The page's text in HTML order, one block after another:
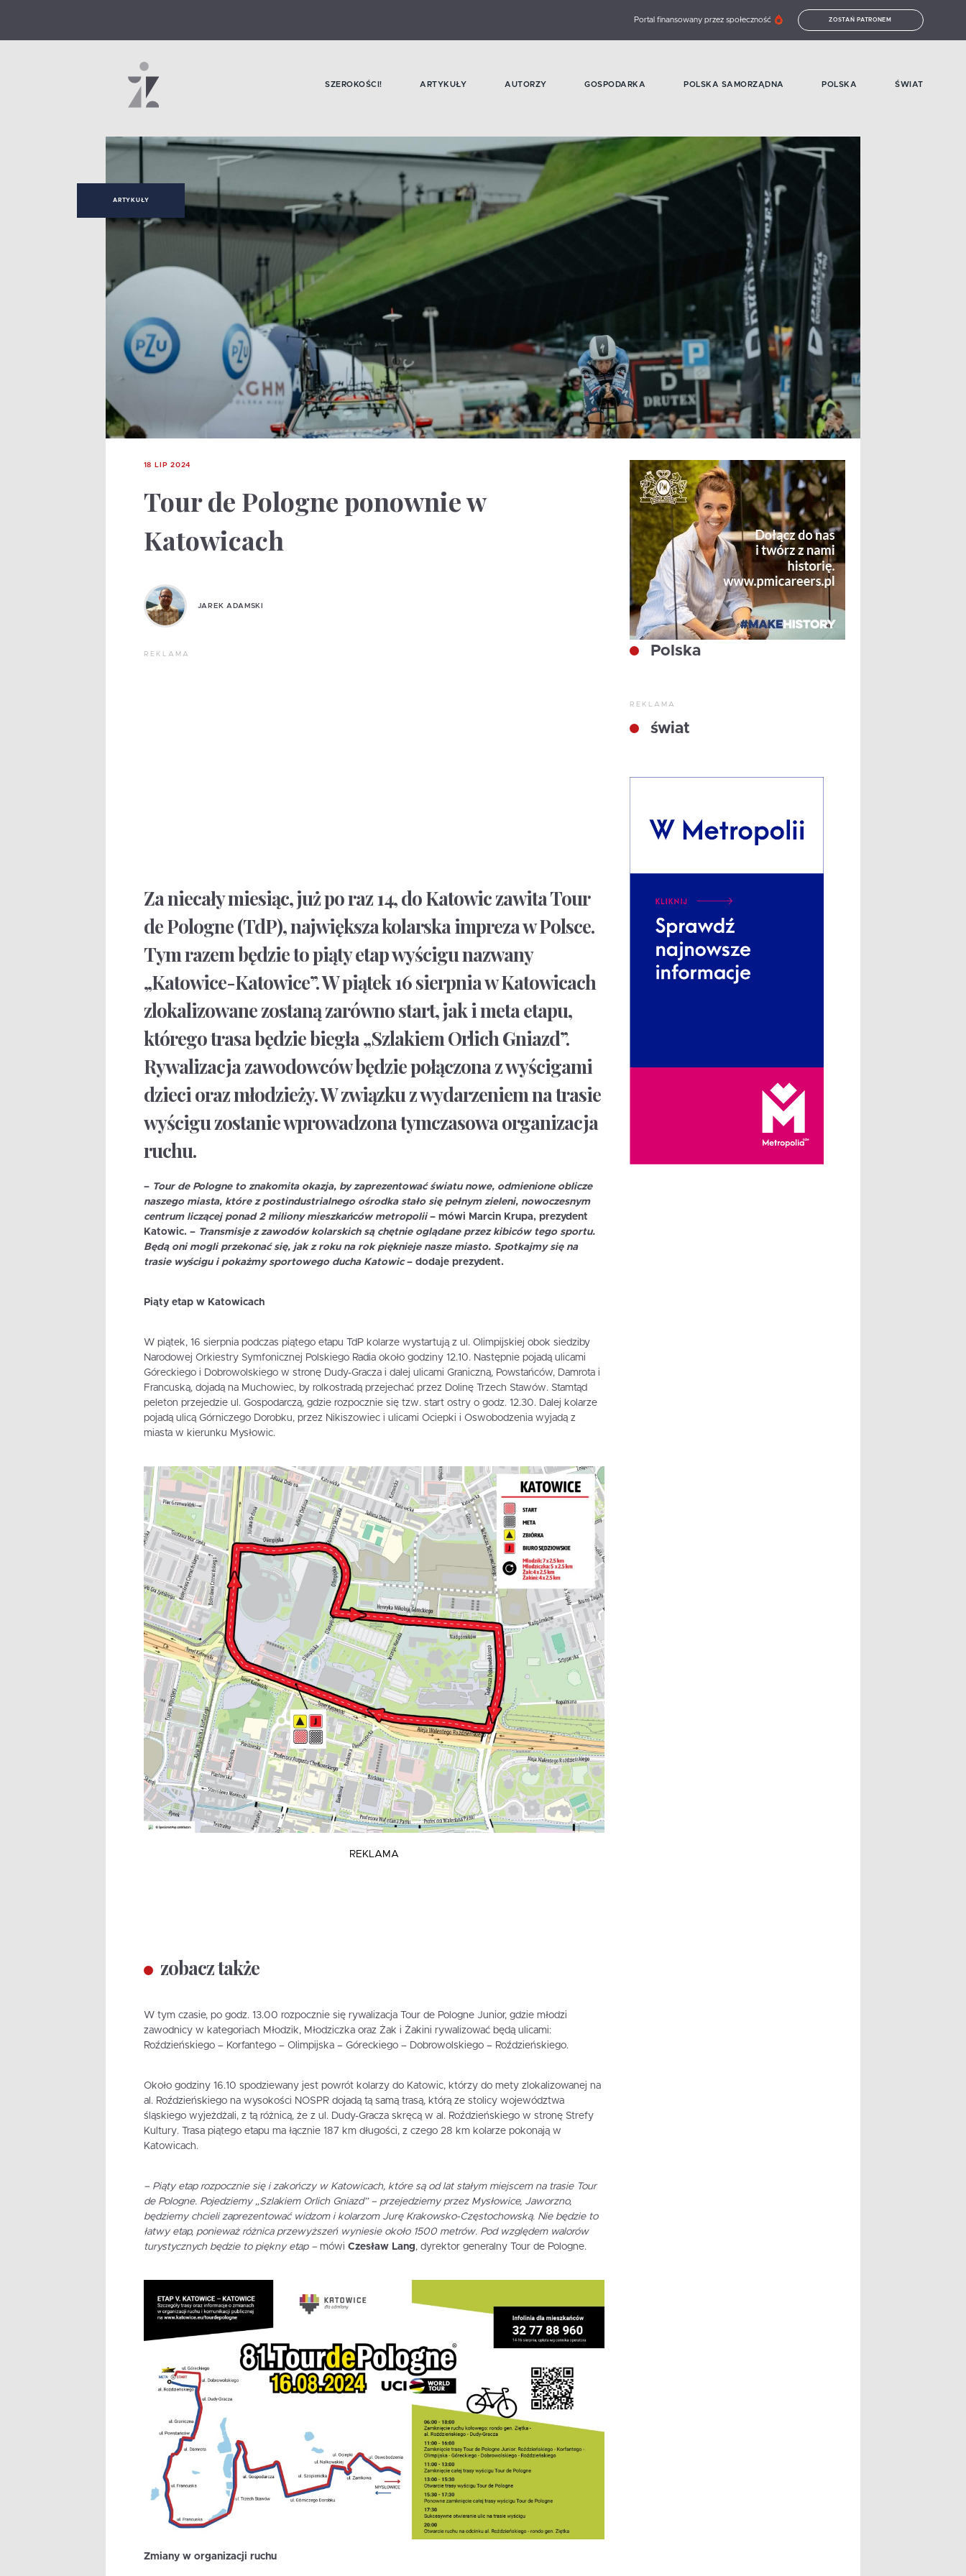
Portal finansowany przez społeczność ZOSTAŃ PATRONEM
SZEROKOŚCI! ARTYKUŁY AUTORZY GOSPODARKA POLSKA SAMORZĄDNA POLSKA ŚWIAT
ARTYKUŁY
18 LIP 2024
Tour de Pologne ponownie w
Katowicach
JAREK ADAMSKI
REKLAMA
Za niecały miesiąc, już po raz 14, do Katowic zawita Tour
de Pologne (TdP), największa kolarska impreza w Polsce.
Tym razem będzie to piąty etap wyścigu nazwany
„Katowice-Katowice”. W piątek 16 sierpnia w Katowicach
zlokalizowane zostaną zarówno start, jak i meta etapu,
którego trasa będzie biegła „Szlakiem Orlich Gniazd”.
Rywalizacja zawodowców będzie połączona z wyścigami
dzieci oraz młodzieży. W związku z wydarzeniem na trasie
wyścigu zostanie wprowadzona tymczasowa organizacja
ruchu.
– Tour de Pologne to znakomita okazja, by zaprezentować światu nowe, odmienione oblicze
naszego miasta, które z postindustrialnego ośrodka stało się pełnym zieleni, nowoczesnym
centrum liczącej ponad 2 miliony mieszkańców metropolii– mówi Marcin Krupa, prezydent
Katowic. – Transmisje z zawodów kolarskich są chętnie oglądane przez kibiców tego sportu.
Będą oni mogli przekonać się, jak z roku na rok pięknieje nasze miasto. Spotkajmy się na
trasie wyścigu i pokażmy sportowego ducha Katowic– dodaje prezydent.
Piąty etap w Katowicach
W piątek, 16 sierpnia podczas piątego etapu TdP kolarze wystartują z ul. Olimpijskiej obok siedziby
Narodowej Orkiestry Symfonicznej Polskiego Radia około godziny 12.10. Następnie pojadą ulicami
Góreckiego i Dobrowolskiego w stronę Dudy-Gracza i dalej ulicami Graniczną, Powstańców, Damrota i
Francuską, dojadą na Muchowiec, by rolkostradą przejechać przez Dolinę Trzech Stawów. Stamtąd
peleton przejedzie ul. Gospodarczą, gdzie rozpocznie się tzw. start ostry o godz. 12.30. Dalej kolarze
pojadą ulicą Górniczego Dorobku, przez Nikiszowiec i ulicami Ociepki i Oswobodzenia wyjadą z
miasta w kierunku Mysłowic.
REKLAMA
zobacz także
W tym czasie, po godz. 13.00 rozpocznie się rywalizacja Tour de Pologne Junior, gdzie młodzi
zawodnicy w kategoriach Młodzik, Młodziczka oraz Żak i Żakini rywalizować będą ulicami:
Roździeńskiego – Korfantego – Olimpijska – Góreckiego – Dobrowolskiego – Roździeńskiego.
Około godziny 16.10 spodziewany jest powrót kolarzy do Katowic, którzy do mety zlokalizowanej na
al. Roździeńskiego na wysokości NOSPR dojadą tą samą trasą, którą ze stolicy województwa
śląskiego wyjeżdżali, z tą różnicą, że z ul. Dudy-Gracza skręcą w al. Roździeńskiego w stronę Strefy
Kultury. Trasa piątego etapu ma łącznie 187 km długości, z czego 28 km kolarze pokonają w
Katowicach.
– Piąty etap rozpocznie się i zakończy w Katowicach, które są od lat stałym miejscem na trasie Tour
de Pologne. Pojedziemy „Szlakiem Orlich Gniazd” – przejedziemy przez Mysłowice, Jaworzno,
będziemy chcieli zaprezentować widzom i kolarzom Jurę Krakowsko-Częstochowską. Nie będzie to
łatwy etap, ponieważ różnica przewyższeń wyniesie około 1500 metrów. Pod względem walorów
turystycznych będzie to piękny etap –mówi Czesław Lang, dyrektor generalny Tour de Pologne.
Zmiany w organizacji ruchu
Polska
REKLAMA
świat